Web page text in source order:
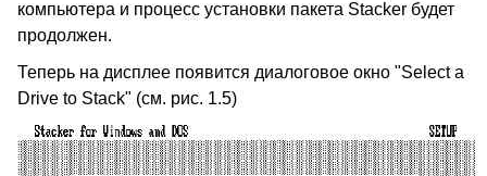
компьютера и процесс установки пакета Stacker будет
продолжен.
Теперь на дисплее появится диалоговое окно "Select a
Drive to Stack" (см. рис. 1.5)